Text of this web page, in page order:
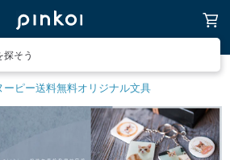
そう
ーピー送料無料オリジナル文具